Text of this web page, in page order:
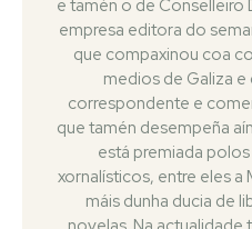
e tamén o de Conselleiro
empresa editora do
que compaxinou coa
medios de Galiza
correspondente e
que tamén desempeña
está premiada
xornalísticos, entre eles a
máis dunha ducia de